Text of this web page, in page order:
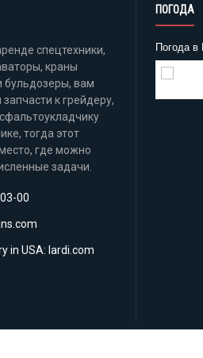
спецтехники,
краны
бульдозеры, вам
к грейдеру,
тогда этот
где можно
задачи.
00
in USA: lardi.com
ПОГОДА
Погода в